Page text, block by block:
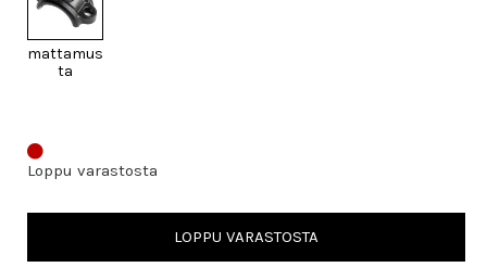
mattamus
ta
Loppu varastosta
LOPPU VARASTOSTA